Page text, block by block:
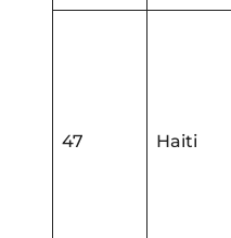
47 Haiti